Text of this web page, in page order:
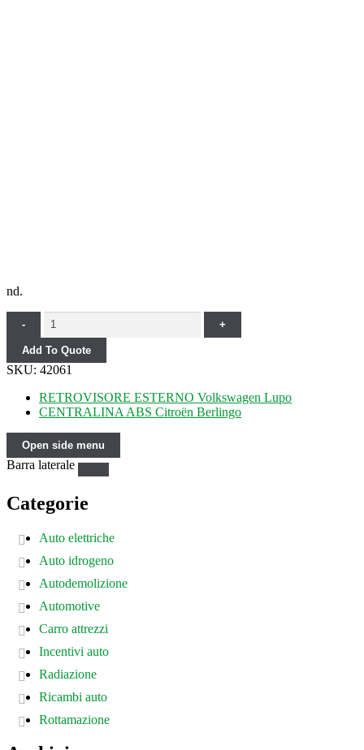
nd.
- Quantity +
Add To Quote
SKU: 42061
RETROVISORE ESTERNO Volkswagen Lupo
CENTRALINA ABS Citroën Berlingo
Open side menu
Barra laterale
Categorie
Auto elettriche
Auto idrogeno
Autodemolizione
Automotive
Carro attrezzi
Incentivi auto
Radiazione
Ricambi auto
Rottamazione